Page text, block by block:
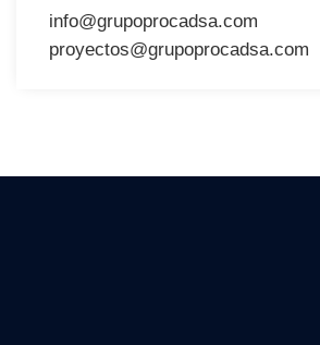
info@grupoprocadsa.com
proyectos@grupoprocadsa.com